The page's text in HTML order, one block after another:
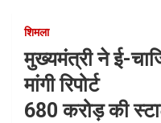
शिमला
मुख्यमंत्री ने ई-
मांगी रिपोर्ट
680 करोड़ की